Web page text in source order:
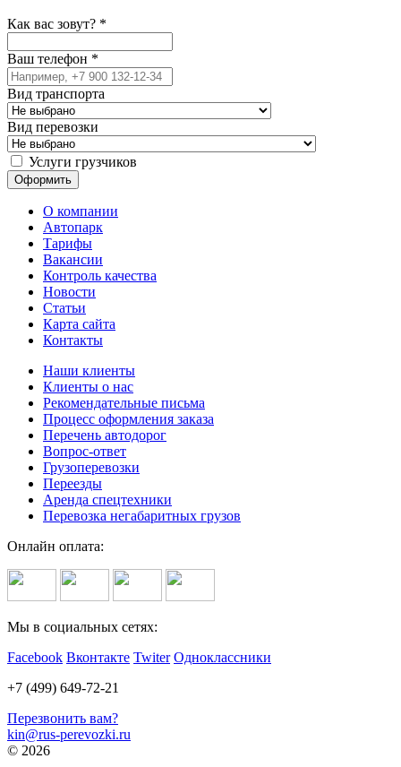
Как вас зовут? *
Ваш телефон *
Вид транспорта
Вид перевозки
Услуги грузчиков
О компании
Автопарк
Тарифы
Вакансии
Контроль качества
Новости
Статьи
Карта сайта
Контакты
Наши клиенты
Клиенты о нас
Рекомендательные письма
Процесс оформления заказа
Перечень автодорог
Вопрос-ответ
Грузоперевозки
Переезды
Аренда спецтехники
Перевозка негабаритных грузов
Онлайн оплата:
Мы в социальных сетях:
Facebook Вконтакте Twiter Одноклассники
+7 (499) 649-72-21
Перезвонить вам?
kin@rus-perevozki.ru
© 2026